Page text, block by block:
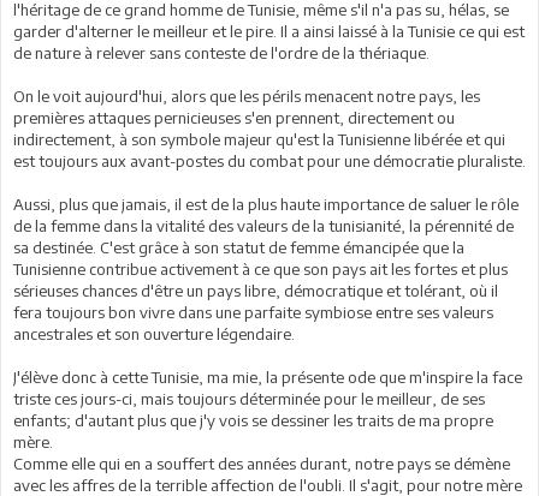
l'héritage de ce grand homme de Tunisie, même s'il n'a pas su, hélas, se
garder d'alterner le meilleur et le pire. Il a ainsi laissé à la Tunisie ce qui est
de nature à relever sans conteste de l'ordre de la thériaque.
On le voit aujourd'hui, alors que les périls menacent notre pays, les
premières attaques pernicieuses s'en prennent, directement ou
indirectement, à son symbole majeur qu'est la Tunisienne libérée et qui
est toujours aux avant-postes du combat pour une démocratie pluraliste.
Aussi, plus que jamais, il est de la plus haute importance de saluer le rôle
de la femme dans la vitalité des valeurs de la tunisianité, la pérennité de
sa destinée. C'est grâce à son statut de femme émancipée que la
Tunisienne contribue activement à ce que son pays ait les fortes et plus
sérieuses chances d'être un pays libre, démocratique et tolérant, où il
fera toujours bon vivre dans une parfaite symbiose entre ses valeurs
ancestrales et son ouverture légendaire.
J'élève donc à cette Tunisie, ma mie, la présente ode que m'inspire la face
triste ces jours-ci, mais toujours déterminée pour le meilleur, de ses
enfants; d'autant plus que j'y vois se dessiner les traits de ma propre
mère.
Comme elle qui en a souffert des années durant, notre pays se démène
avec les affres de la terrible affection de l'oubli. Il s'agit, pour notre mère